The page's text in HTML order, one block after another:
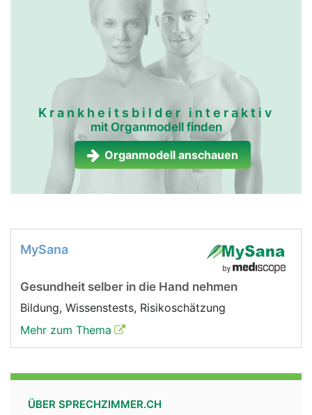
Krankheitsbilder interaktiv
mit Organmodell finden
Organmodell anschauen
MySana
Gesundheit selber in die Hand nehmen
Bildung, Wissenstests, Risikoschätzung
Mehr zum Thema
ÜBER SPRECHZIMMER.CH